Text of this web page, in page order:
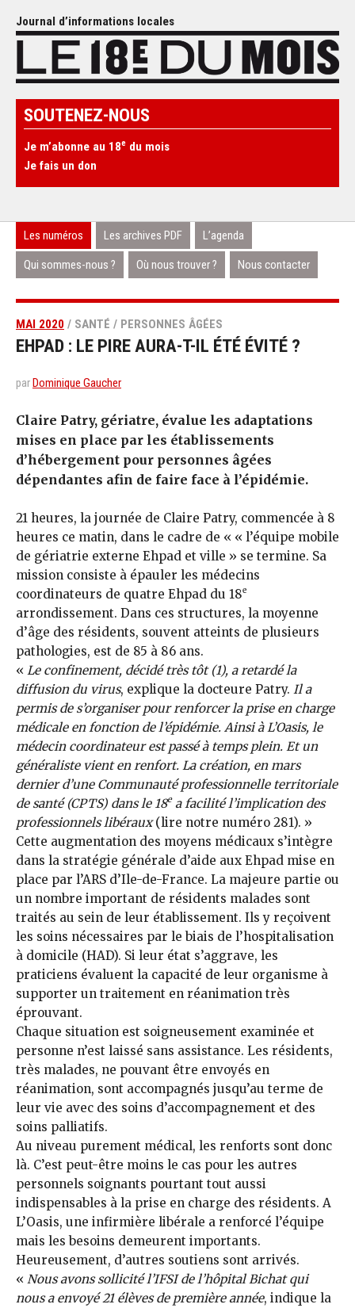
Journal d’informations locales
SOUTENEZ-NOUS
Je m’abonne au 18e du mois
Je fais un don
Les numéros Les archives PDF L’agenda
Qui sommes-nous ? Où nous trouver ? Nous contacter
MAI 2020 / SANTÉ / PERSONNES ÂGÉES
EHPAD : LE PIRE AURA-T-IL ÉTÉ ÉVITÉ ?
parDominique Gaucher
Claire Patry, gériatre, évalue les adaptations
mises en place par les établissements
d’hébergement pour personnes âgées
dépendantes afin de faire face à l’épidémie.
21 heures, la journée de Claire Patry, commencée à 8
heures ce matin, dans le cadre de « « l’équipe mobile
de gériatrie externe Ehpad et ville » se termine. Sa
mission consiste à épauler les médecins
coordinateurs de quatre Ehpad du 18e
arrondissement. Dans ces structures, la moyenne
d’âge des résidents, souvent atteints de plusieurs
pathologies, est de 85 à 86 ans.
« Le confinement, décidé très tôt (1), a retardé la
diffusion du virus, explique la docteure Patry. Il a
permis de s’organiser pour renforcer la prise en charge
médicale en fonction de l’épidémie. Ainsi à L’Oasis, le
médecin coordinateur est passé à temps plein. Et un
généraliste vient en renfort. La création, en mars
dernier d’une Communauté professionnelle territoriale
de santé (CPTS) dans le 18ea facilité l’implication des
professionnels libéraux(lire notre numéro 281). »
Cette augmentation des moyens médicaux s’intègre
dans la stratégie générale d’aide aux Ehpad mise en
place par l’ARS d’Ile-de-France. La majeure partie ou
un nombre important de résidents malades sont
traités au sein de leur établissement. Ils y reçoivent
les soins nécessaires par le biais de l’hospitalisation
à domicile (HAD). Si leur état s’aggrave, les
praticiens évaluent la capacité de leur organisme à
supporter un traitement en réanimation très
éprouvant.
Chaque situation est soigneusement examinée et
personne n’est laissé sans assistance. Les résidents,
très malades, ne pouvant être envoyés en
réanimation, sont accompagnés jusqu’au terme de
leur vie avec des soins d’accompagnement et des
soins palliatifs.
Au niveau purement médical, les renforts sont donc
là. C’est peut-être moins le cas pour les autres
personnels soignants pourtant tout aussi
indispensables à la prise en charge des résidents. A
L’Oasis, une infirmière libérale a renforcé l’équipe
mais les besoins demeurent importants.
Heureusement, d’autres soutiens sont arrivés.
« Nous avons sollicité l’IFSI de l’hôpital Bichat qui
nous a envoyé 21 élèves de première année, indique la